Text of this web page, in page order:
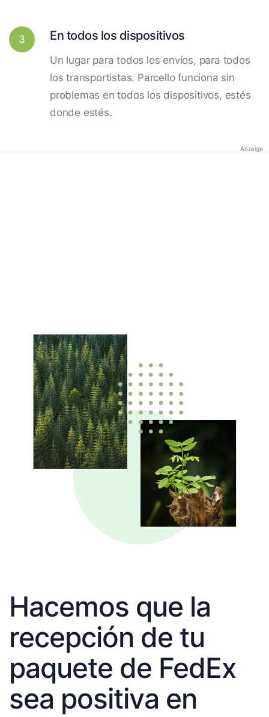
3 En todos los dispositivos
Un lugar para todos los envíos, para todos
los transportistas. Parcello funciona sin
problemas en todos los dispositivos, estés
donde estés.
Anzeige
Hacemos que la
recepción de tu
paquete de FedEx
sea positiva en